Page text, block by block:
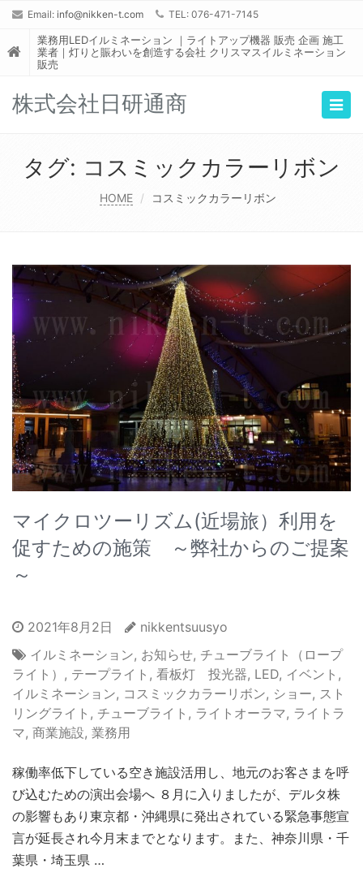
Email: info@nikken-t.com TEL: 076-471-7145
業務用LEDイルミネーション ｜ライトアップ機器 販売 企画 施工
業者｜灯りと賑わいを創造する会社 クリスマスイルミネーション
販売
株式会社日研通商
タグ: コスミックカラーリボン
HOME コスミックカラーリボン
マイクロツーリズム(近場旅）利用を
促すための施策 ～弊社からのご提案
～
2021年8月2日
nikkentsuusyo
イルミネーション, お知らせ, チューブライト（ロープ
ライト） , テープライト , 看板灯 投光器, LED, イベント ,
イルミネーション, コスミックカラーリボン, ショー, スト
リングライト , チューブライト , ライトオーラマ, ライトラ
マ, 商業施設, 業務用
稼働率低下している空き施設活用し、地元のお客さまを呼
び込むための演出会場へ ８月に入りましたが、デルタ株
の影響もあり東京都・沖縄県に発出されている緊急事態宣
言が延長され今月末までとなります。また、神奈川県・千
葉県・埼玉県 …